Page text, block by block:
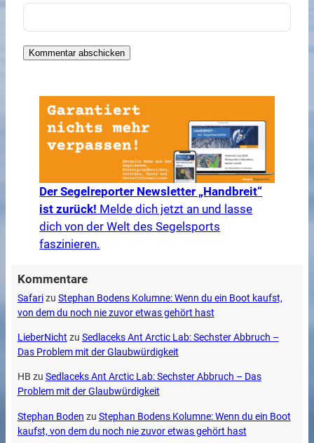
Der Segelreporter Newsletter „Handbreit“
ist zurück! Melde dich jetzt an und lasse
dich von der Welt des Segelsports
faszinieren.
Kommentare
Safarizu Stephan Bodens Kolumne: Wenn du ein Boot kaufst,
von dem du noch nie zuvor etwas gehört hast
LieberNicht zu Sedlaceks Ant Arctic Lab: Sechster Abbruch –
Das Problem mit der Glaubwürdigkeit
HB zu Sedlaceks Ant Arctic Lab: Sechster Abbruch – Das
Problem mit der Glaubwürdigkeit
Stephan Boden zu Stephan Bodens Kolumne: Wenn du ein Boot
kaufst, von dem du noch nie zuvor etwas gehört hast